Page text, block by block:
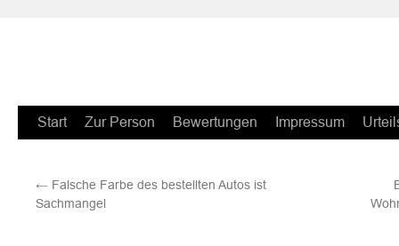
Zum
springen
Start Zur Person Bewertungen Impressum
← Falsche Farbe des bestellten Autos ist
Sachmangel